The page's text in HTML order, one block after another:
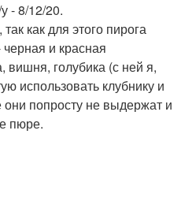
- 8/12/20.
как для этого пирога
и красная
вишня, голубика (с ней я,
использовать клубнику и
попросту не выдержат и
пюре.